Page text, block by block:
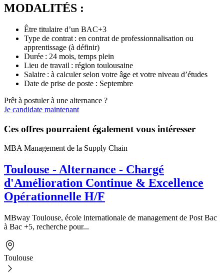
MODALITÉS :
Être titulaire d’un BAC+3
Type de contrat : en contrat de professionnalisation ou
apprentissage (à définir)
Durée : 24 mois, temps plein
Lieu de travail : région toulousaine
Salaire : à calculer selon votre âge et votre niveau d’études
Date de prise de poste : Septembre
Prêt à postuler à une alternance ?
Je candidate maintenant
Ces offres pourraient également vous intéresser
MBA Management de la Supply Chain
Toulouse - Alternance - Chargé
d'Amélioration Continue & Excellence
Opérationnelle H/F
MBway Toulouse, école internationale de management de Post Bac
à Bac +5, recherche pour...
Toulouse